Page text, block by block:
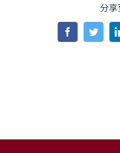
分
FacebookTwitter